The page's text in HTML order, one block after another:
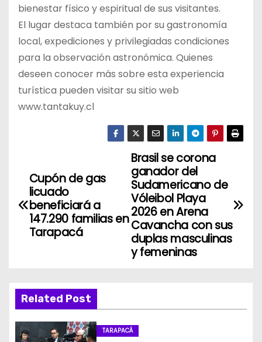
bienestar físico y espiritual de sus visitantes.
El lugar destaca también por su gastronomía
local, expediciones y privilegiadas condiciones
para la observación astronómica. Quienes
deseen conocer más sobre esta experiencia
turística pueden visitar su sitio web
www.tantakuy.cl
v
a
c
i
Brasil se corona
ganador del
Sudamericano de
Vóleibol Playa
2026 en Arena
Cavancha con sus
duplas masculinas
y femeninas
Cupón de gas
licuado
beneficiará a
147.290 familias en
Tarapacá
Related Post
TARAPACÁ